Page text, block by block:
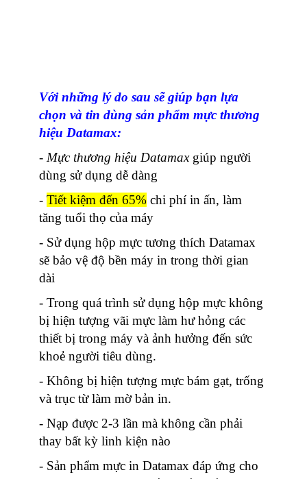
Với những lý do sau sẽ giúp bạn lựa
chọn và tin dùng sản phẩm mực thương
hiệu Datamax:
- Mực thương hiệu Datamaxgiúp người
dùng sử dụng dễ dàng
-Tiết kiệm đến 65% chi phí in ấn, làm
tăng tuổi thọ của máy
- Sử dụng hộp mực tương thích Datamax
sẽ bảo vệ độ bền máy in trong thời gian
dài
- Trong quá trình sử dụng hộp mực không
bị hiện tượng vãi mực làm hư hỏng các
thiết bị trong máy và ảnh hưởng đến sức
khoẻ người tiêu dùng.
- Không bị hiện tượng mực bám gạt, trống
và trục từ làm mờ bản in.
- Nạp được 2-3 lần mà không cần phải
thay bất kỳ linh kiện nào
- Sản phẩm mực in Datamax đáp ứng cho